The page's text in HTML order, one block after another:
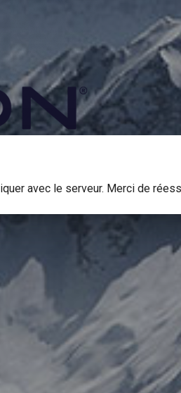
avec le serveur. Merci de